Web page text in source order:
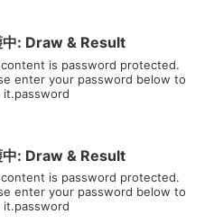
中: Draw & Result
is password protected.
enter your password below to
it.password
中: Draw & Result
is password protected.
enter your password below to
it.password